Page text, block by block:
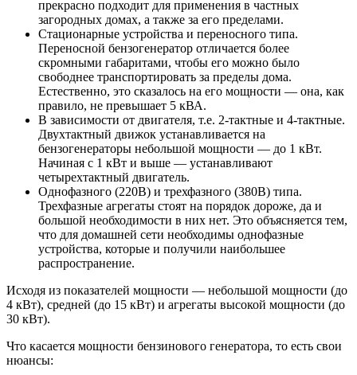
прекрасно подходит для применения в частных
загородных домах, а также за его пределами.
Стационарные устройства и переносного типа.
Переносной бензогенератор отличается более
скромными габаритами, чтобы его можно было
свободнее транспортировать за пределы дома.
Естественно, это сказалось на его мощности — она, как
правило, не превышает 5 кВА.
В зависимости от двигателя, т.е. 2-тактные и 4-тактные.
Двухтактный движок устанавливается на
бензогенераторы небольшой мощности — до 1 кВт.
Начиная с 1 кВт и выше — устанавливают
четырехтактный двигатель.
Однофазного (220В) и трехфазного (380В) типа.
Трехфазные агрегаты стоят на порядок дороже, да и
большой необходимости в них нет. Это объясняется тем,
что для домашней сети необходимы однофазные
устройства, которые и получили наибольшее
распространение.
Исходя из показателей мощности — небольшой мощности (до
4 кВт), средней (до 15 кВт) и агрегаты высокой мощности (до
30 кВт).
Что касается мощности бензинового генератора, то есть свои
нюансы: